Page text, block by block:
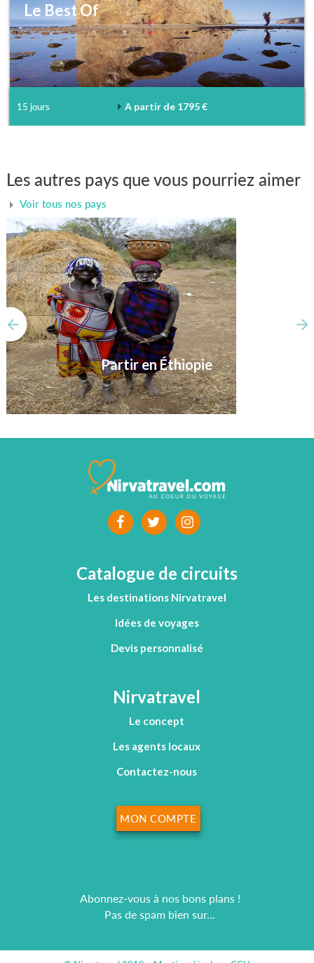
Le Best Of
15 jours A partir de 1795 €
Les autres pays que vous pourriez aimer
Voir tous nos pays
Partir en Éthiopie
Abonnez-vous à nos bons plans !
Pas de spam bien sur...
Catalogue de circuits
Les destinations Nirvatravel
Idées de voyages
Devis personnalisé
MON COMPTE
Nirvatravel
Le concept
Les agents locaux
Contactez-nous